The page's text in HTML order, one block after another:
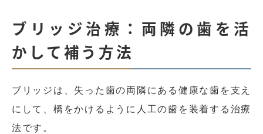
ブリッジ治療：両隣の歯を活
かして補う方法
ブリッジは、失った歯の両隣にある健康な歯を支え
にして、橋をかけるように人工の歯を装着する治療
法です。